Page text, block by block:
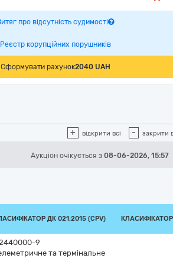
про відсутність судимості
Реєстр корупційних порушників
Сформувати рахунок2040 UAH
+ відкрити всі - закрити
Аукціон очікується з 08-06-2026, 15:57
ДК 021:2015 (CPV)
9
та термінальне